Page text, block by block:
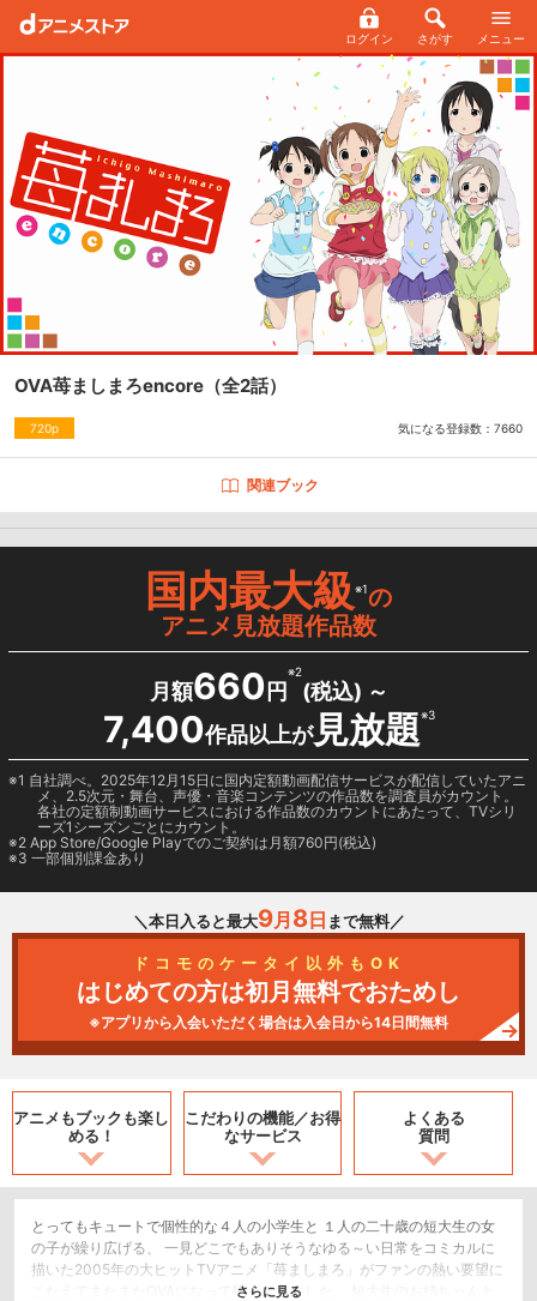
ログイン さがす メニュー
OVA苺ましまろencore （全2話）
720p 気になる登録数： 7660
関連ブック
国内最大級※1の
アニメ見放題作品数
月額660 円
※2
(税込) ～
7,400作品以上が見放題※3
1 自社調べ。2025年12月15日に国内定額動画配信サービスが配信していたアニ
メ、2.5次元・舞台、声優・音楽コンテンツの作品数を調査員がカウント。
各社の定額制動画サービスにおける作品数のカウントにあたって、TVシリ
ーズ1シーズンごとにカウント。
2 App Store/Google Playでのご契約は月額760円(税込)
3 一部個別課金あり
＼本日入ると最大9月 8日 まで無料／
ドコモのケータイ以外もOK
はじめての方は初月無料でおためし
※アプリから入会いただく場合は入会日から14日間無料
アニメもブックも楽し
める！
こだわりの機能／お得
なサービス
よくある
質問
とってもキュートで個性的な４人の小学生と １人の二十歳の短大生の女
の子が繰り広げる、 一見どこでもありそうなゆる～い日常をコミカルに
描いた2005年の大ヒットTVアニメ「苺ましまろ」がファンの熱い要望に
こたえてまたまたOVAになって帰ってきました。 短大生のお姉ちゃんと
さらに見る